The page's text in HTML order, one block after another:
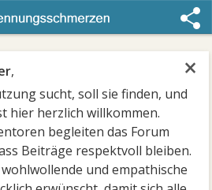
×
,
sucht, soll sie finden, und
hier herzlich willkommen.
begleiten das Forum
Beiträge respektvoll bleiben.
und empathische